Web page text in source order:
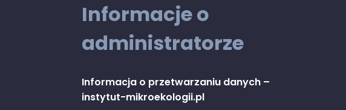
Informacje o
administratorze
Informacja o przetwarzaniu danych –
instytut-mikroekologii.pl